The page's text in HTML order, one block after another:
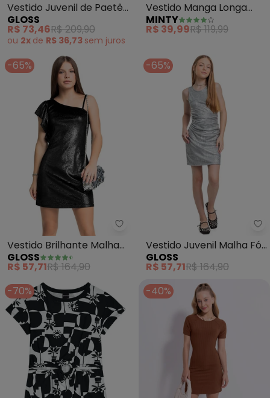
Vestido Juvenil de Paetê
(Branco)
GLOSS
R$ 73,46R$ 209,90
ou 2x de R$ 36,73 sem juros
Vestido Manga Longa
Juvenil em Molecotton
(Preto)
MINTY
R$ 39,99R$ 119,99
-65%
Gloss - Vestido Brilhante
Vestido Brilhante Malha
Veludo (Preto)
GLOSS
R$ 57,71R$ 164,90
-65%
Vestido Juvenil Malha Fóil
(Cinza)
GLOSS
R$ 57,71R$ 164,90
-70%
-40%